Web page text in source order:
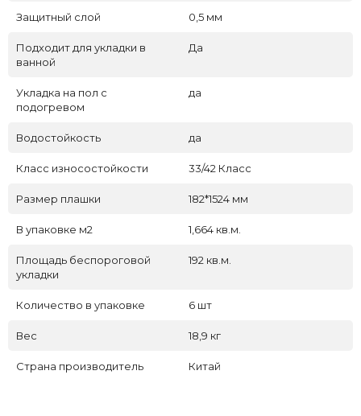
Защитный слой 0,5 мм
Подходит для укладки в
ванной
Да
Укладка на пол c
подогревом
да
Водостойкость да
Класс износостойкости 33/42 Класс
Размер плашки 182*1524 мм
В упаковке м2 1,664 кв.м.
Площадь беспороговой
укладки
192 кв.м.
Количество в упаковке 6 шт
Вес 18,9 кг
Страна производитель Китай